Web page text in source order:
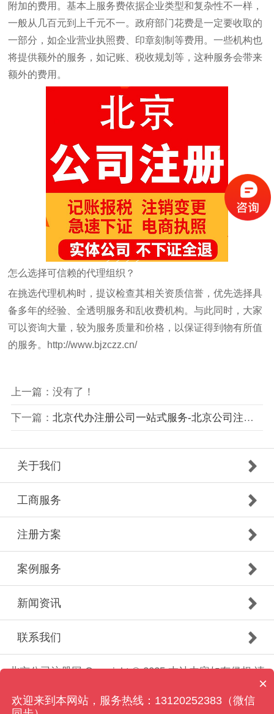
附加的费用。基本上服务费依据企业类型和复杂性不一样，
一般从几百元到上千元不一。政府部门花费是一定要收取的
一部分，如企业营业执照费、印章刻制等费用。一些机构也
将提供额外的服务，如记账、税收规划等，这种服务会带来
额外的费用。
怎么选择可信赖的代理组织？
在挑选代理机构时，提议检查其相关资质信誉，优先选择具
备多年的经验、全透明服务和乱收费机构。与此同时，大家
可以资询大量，较为服务质量和价格，以保证得到物有所值
的服务。 http://www.bjzczz.cn/
上一篇：没有了！
下一篇： 北京代办注册公司一站式服务-北京公司注册代理服务流程与费用解析
关于我们
工商服务
注册方案
案例服务
新闻资讯
联系我们
北京公司注册网 Copyright © 2025 本站内容如有侵权,请
京ICP备2021034375号-12
×
欢迎来到本网站，服务热线：13120252383（微信